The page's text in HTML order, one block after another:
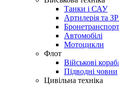
Танки і САУ
Артилерія та
Автомобілі
Мотоцикли
Флот
Військові
Підводні човни
Цивільна техніка